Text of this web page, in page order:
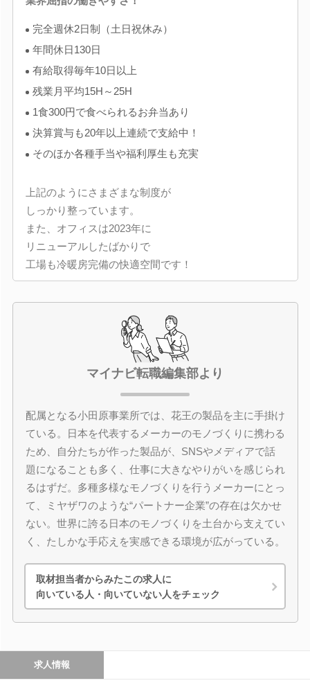
完全週休2日制（土日祝休み）
年間休日130日
有給取得毎年10日以上
残業月平均15H～25H
1食300円で食べられるお弁当あり
決算賞与も20年以上連続で支給中！
そのほか各種手当や福利厚生も充実
上記のようにさまざまな制度が
しっかり整っています。
また、オフィスは2023年に
リニューアルしたばかりで
工場も冷暖房完備の快適空間です！
マイナビ転職編集部より
配属となる小田原事業所では、花王の製品を主に手掛け
ている。日本を代表するメーカーのモノづくりに携わる
ため、自分たちが作った製品が、SNSやメディアで話
題になることも多く、仕事に大きなやりがいを感じられ
るはずだ。多種多様なモノづくりを行うメーカーにとっ
て、ミヤザワのような“パートナー企業”の存在は欠かせ
ない。世界に誇る日本のモノづくりを土台から支えてい
く、たしかな手応えを実感できる環境が広がっている。
取材担当者からみたこの求人に
向いている人・向いていない人をチェック
求人情報